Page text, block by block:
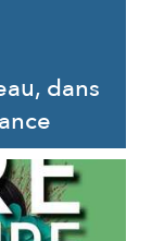
dans